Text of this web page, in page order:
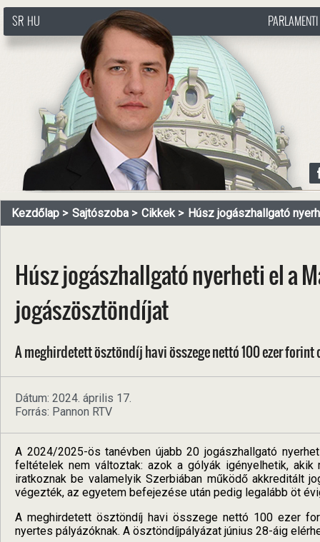
http://www.pasztorbalint.rs/hu
SR HU
Kezdőlap Sajtószoba Cikkek Húsz jogászhallgató
Húsz jogászhallgató nyerheti el a
jogászösztöndíjat
A meghirdetett ösztöndíj havi összege nettó 100 ezer
Dátum: 2024. április 17.
Forrás: Pannon RTV
A 2024/2025-ös tanévben újabb 20 jogászhallgató
feltételek nem változtak: azok a gólyák igényelhetik,
iratkoznak be valamelyik Szerbiában működő akkreditált
végezték, az egyetem befejezése után pedig legalább öt
A meghirdetett ösztöndíj havi összege nettó 100 ezer
nyertes pályázóknak. A ösztöndíjpályázat június 28-áig